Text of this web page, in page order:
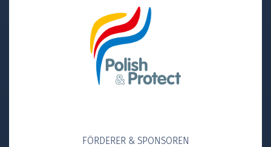
FÖRDERER & SPONSOREN